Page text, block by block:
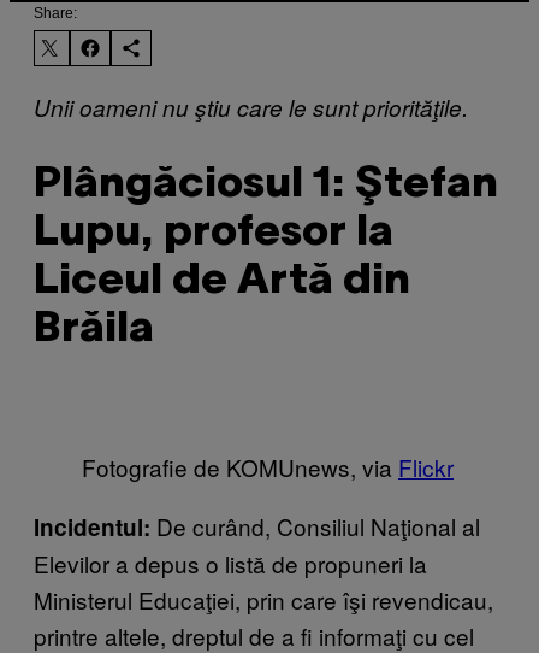
Share:
Unii oameni nu ştiu care le sunt priorităţile.
Plângăciosul 1: Ştefan
Lupu, profesor la
Liceul de Artă din
Brăila
Fotografie de KOMUnews, via Flickr
Incidentul: De curând, Consiliul Naţional al
Elevilor a depus o listă de propuneri la
Ministerul Educaţiei, prin care îşi revendicau,
printre altele, dreptul de a fi informaţi cu cel